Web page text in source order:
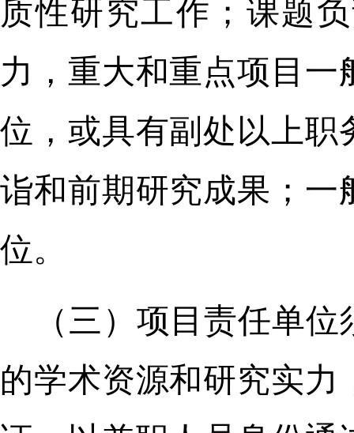
质性研究工作；课题
力，重大和重点项目
位，或具有副处以上职
诣和前期研究成果；一
位。
（三）项目责任单
的学术资源和研究实